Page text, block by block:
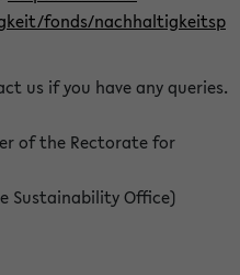
fonds/nachhaltigkeitsp
us if you have any queries.
of the Rectorate for
Sustainability Office)